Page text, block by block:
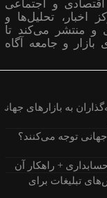
و اجتماعی
متمرکز اخبار، تحلیل‌ها و
و منتشر می‌کند تا
بازار و جامعه آگاه
به بازارهای
جهانی توجه می‌کنند؟
تبلیغات برای